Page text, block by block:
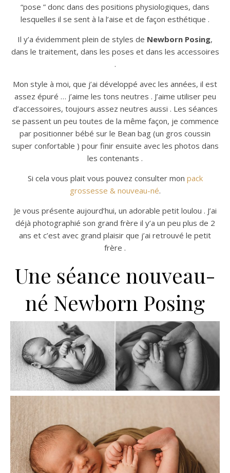
“pose ” donc dans des positions physiologiques, dans
lesquelles il se sent à la l’aise et de façon esthétique .
Il y’a évidemment plein de styles de Newborn Posing,
dans le traitement, dans les poses et dans les accessoires
.
Mon style à moi, que j’ai développé avec les années, il est
assez épuré … j’aime les tons neutres . J’aime utiliser peu
d’accessoires, toujours assez neutres aussi . Les séances
se passent un peu toutes de la même façon, je commence
par positionner bébé sur le Bean bag (un gros coussin
super confortable ) pour finir ensuite avec les photos dans
les contenants .
Si cela vous plait vous pouvez consulter mon pack
grossesse & nouveau-né.
Je vous présente aujourd’hui, un adorable petit loulou . J’ai
déjà photographié son grand frère il y’a un peu plus de 2
ans et c’est avec grand plaisir que j’ai retrouvé le petit
frère .
Une séance nouveau-
né Newborn Posing